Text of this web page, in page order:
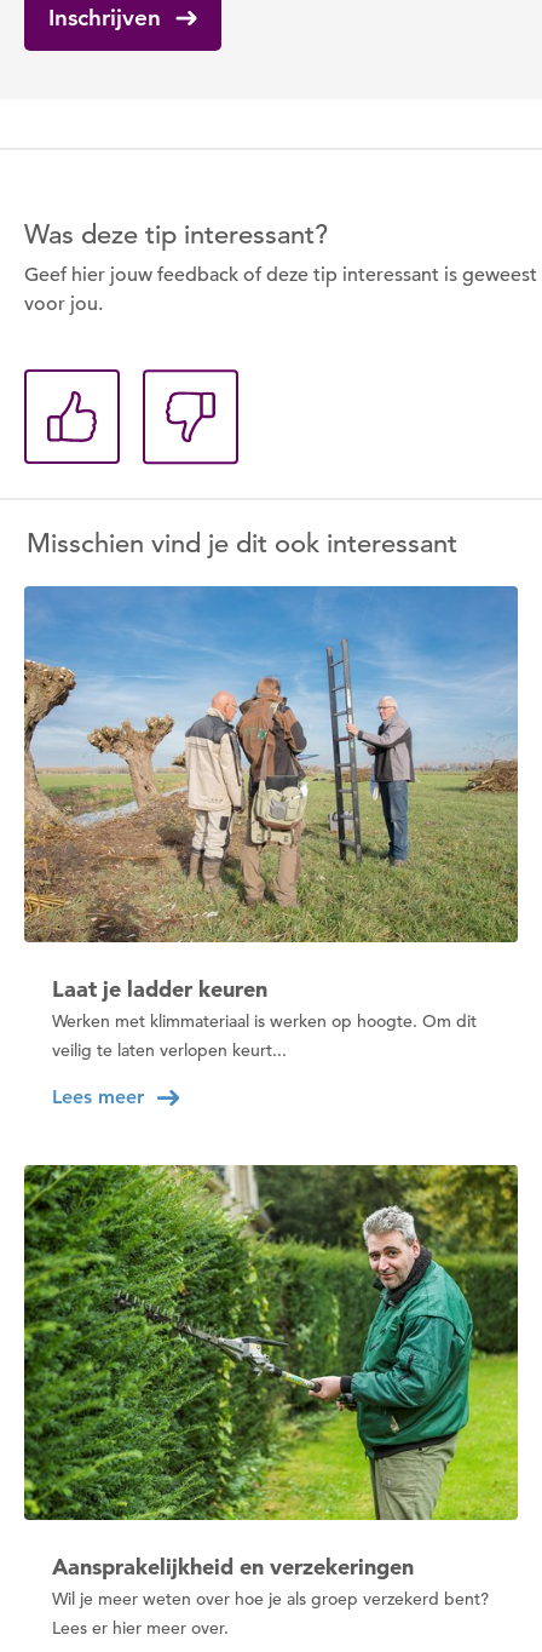
Inschrijven
Was deze tip interessant?
Geef hier jouw feedback of deze tip interessant is geweest
voor jou.
Misschien vind je dit ook interessant
Laat je ladder keuren
Werken met klimmateriaal is werken op hoogte. Om dit
veilig te laten verlopen keurt...
Lees meer
Aansprakelijkheid en verzekeringen
Wil je meer weten over hoe je als groep verzekerd bent?
Lees er hier meer over.
Wil je nu inloggen?
Ja
Om gereedschap te kunnen lenen moet je ingelogd
zijn.
Ja Nee
Om gereedschap te kunnen lenen moet je eerst
een datum kiezen
Wil je nu een datum kiezen?
Ja Nee